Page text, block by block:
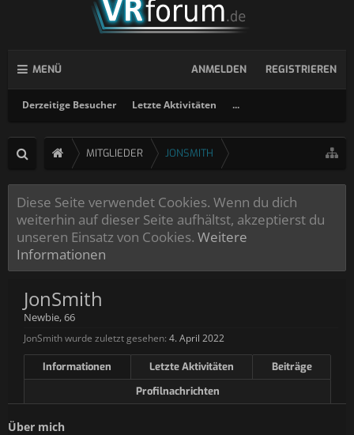
MENÜ
Derzeitige Besucher Letzte Aktivitäten ...
ANMELDEN REGISTRIEREN
MITGLIEDER JONSMITH
Diese Seite verwendet Cookies. Wenn du dich
weiterhin auf dieser Seite aufhältst, akzeptierst du
unseren Einsatz von Cookies. Weitere
Informationen
JonSmith
Newbie, 66
JonSmith wurde zuletzt gesehen: 4. April 2022
Informationen Letzte Aktivitäten
Beiträge
Profilnachrichten
Über mich